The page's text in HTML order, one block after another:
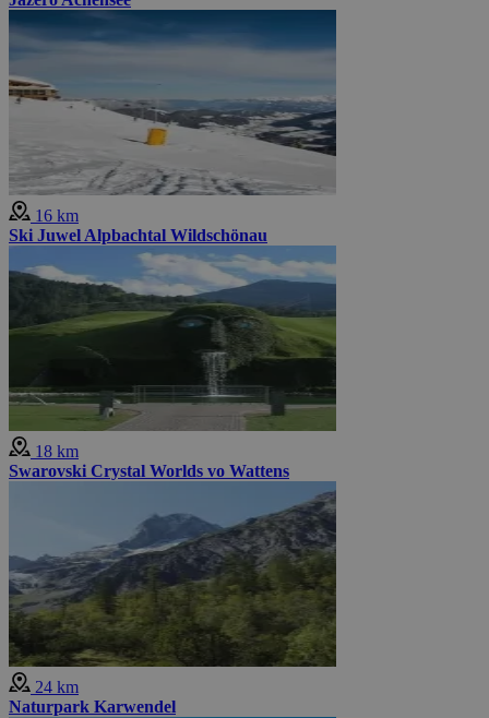
16 km
Ski Juwel Alpbachtal Wildschönau
18 km
Swarovski Crystal Worlds vo Wattens
24 km
Naturpark Karwendel